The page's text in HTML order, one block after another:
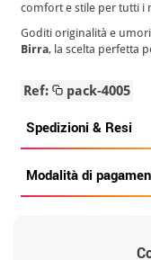
comfort e stile per tutti i
Goditi originalità e
Birra, la scelta perfetta
Ref: pack-4005
Spedizioni & Resi
Modalità di